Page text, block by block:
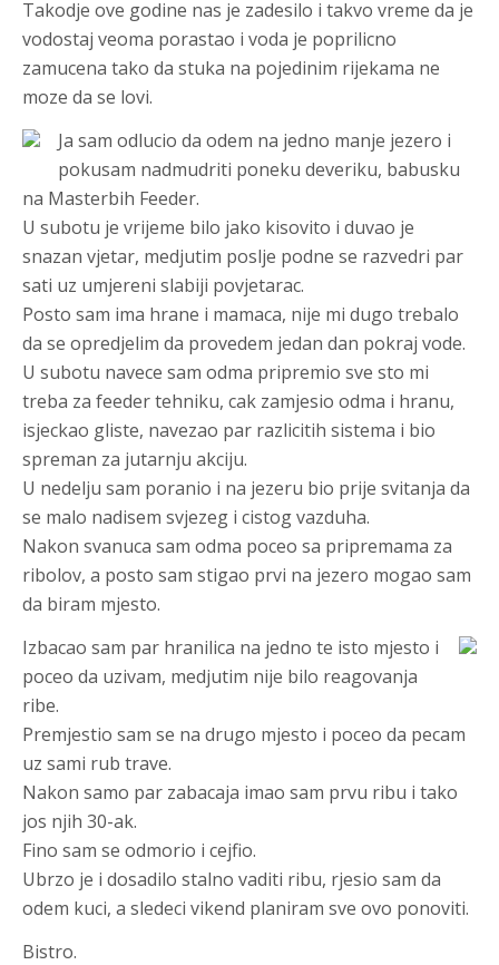
Takodje ove godine nas je zadesilo i takvo vreme da je
vodostaj veoma porastao i voda je poprilicno
zamucena tako da stuka na pojedinim rijekama ne
moze da se lovi.
Ja sam odlucio da odem na jedno manje jezero i
pokusam nadmudriti poneku deveriku, babusku
na Masterbih Feeder.
U subotu je vrijeme bilo jako kisovito i duvao je
snazan vjetar, medjutim poslje podne se razvedri par
sati uz umjereni slabiji povjetarac.
Posto sam ima hrane i mamaca, nije mi dugo trebalo
da se opredjelim da provedem jedan dan pokraj vode.
U subotu navece sam odma pripremio sve sto mi
treba za feeder tehniku, cak zamjesio odma i hranu,
isjeckao gliste, navezao par razlicitih sistema i bio
spreman za jutarnju akciju.
U nedelju sam poranio i na jezeru bio prije svitanja da
se malo nadisem svjezeg i cistog vazduha.
Nakon svanuca sam odma poceo sa pripremama za
ribolov, a posto sam stigao prvi na jezero mogao sam
da biram mjesto.
Izbacao sam par hranilica na jedno te isto mjesto i
poceo da uzivam, medjutim nije bilo reagovanja
ribe.
Premjestio sam se na drugo mjesto i poceo da pecam
uz sami rub trave.
Nakon samo par zabacaja imao sam prvu ribu i tako
jos njih 30-ak.
Fino sam se odmorio i cejfio.
Ubrzo je i dosadilo stalno vaditi ribu, rjesio sam da
odem kuci, a sledeci vikend planiram sve ovo ponoviti.
Bistro.